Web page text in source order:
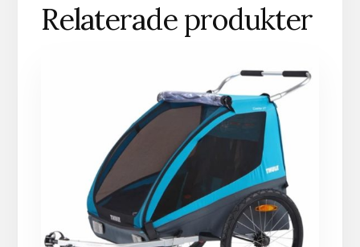
Relaterade produkter